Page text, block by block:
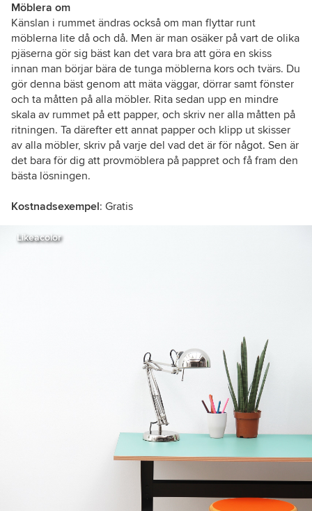
Möblera om
Känslan i rummet ändras också om man flyttar runt
möblerna lite då och då. Men är man osäker på vart de olika
pjäserna gör sig bäst kan det vara bra att göra en skiss
innan man börjar bära de tunga möblerna kors och tvärs. Du
gör denna bäst genom att mäta väggar, dörrar samt fönster
och ta måtten på alla möbler. Rita sedan upp en mindre
skala av rummet på ett papper, och skriv ner alla måtten på
ritningen. Ta därefter ett annat papper och klipp ut skisser
av alla möbler, skriv på varje del vad det är för något. Sen är
det bara för dig att provmöblera på pappret och få fram den
bästa lösningen.
Kostnadsexempel: Gratis
Likeacolor